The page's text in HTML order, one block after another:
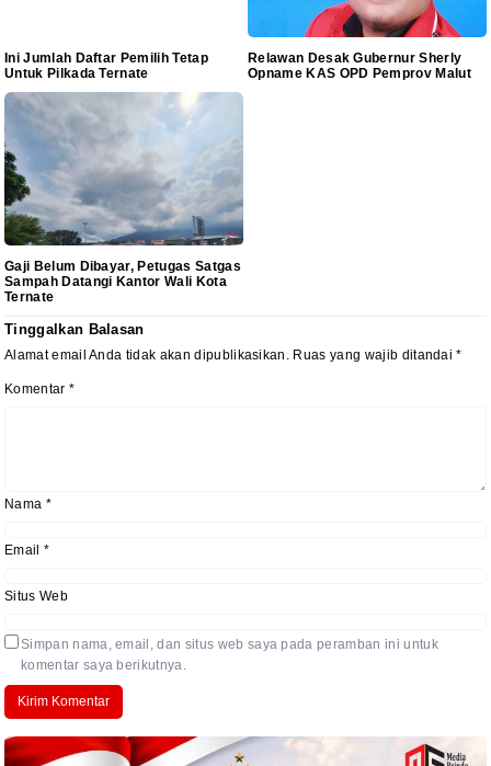
Ini Jumlah Daftar Pemilih Tetap
Untuk Pilkada Ternate
Relawan Desak Gubernur Sherly
Opname KAS OPD Pemprov Malut
Gaji Belum Dibayar, Petugas Satgas
Sampah Datangi Kantor Wali Kota
Ternate
Tinggalkan Balasan
Alamat email Anda tidak akan dipublikasikan. Ruas yang wajib ditandai*
Komentar *
Nama *
Email *
Situs Web
Simpan nama, email, dan situs web saya pada peramban ini untuk
komentar saya berikutnya.